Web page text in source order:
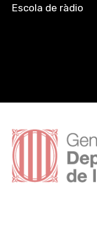
Escola de ràdio